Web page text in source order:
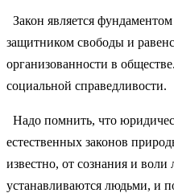
Закон является
защитником свободы и
организованности в
социальной справедливости.
Надо помнить, что
естественных законов
известно, от сознания и
устанавливаются людьми, и